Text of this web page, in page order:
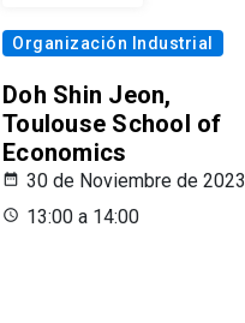
Organización Industrial
Doh Shin Jeon,
Toulouse School of
Economics
30 de Noviembre de 2023
13:00 a 14:00